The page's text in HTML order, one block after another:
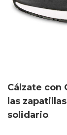
Cálzate con
las
solidario.